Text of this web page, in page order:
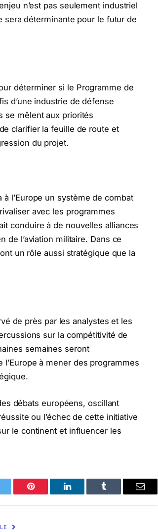
n’est pas seulement industriel
sera déterminante pour le futur de
déterminer si le Programme de
d’une industrie de défense
se mêlent aux priorités
clarifier la feuille de route et
du projet.
l’Europe un système de combat
avec les programmes
conduire à de nouvelles alliances
de l’aviation militaire. Dans ce
un rôle aussi stratégique que la
de près par les analystes et les
sur la compétitivité de
semaines seront
à mener des programmes
débats européens, oscillant
ou l’échec de cette initiative
le continent et influencer les
Pinterest LinkedIn Tumblr Email